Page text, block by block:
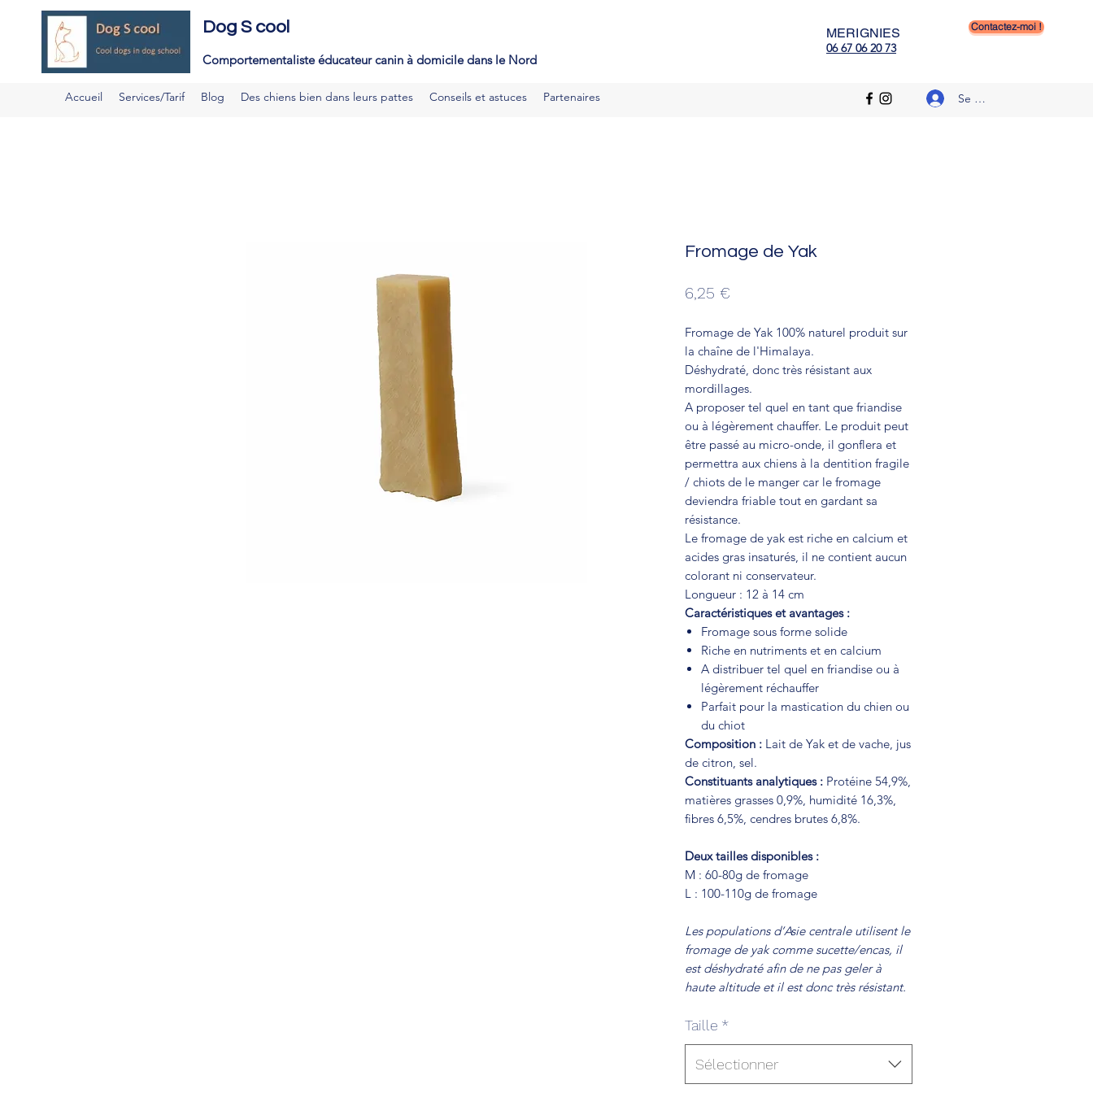
Dog S cool
Comportementaliste éducateur canin à domicile dans le Nord
06 67 06 20 73
MERIGNIES Contactez-moi !
Accueil Services/Tarif Blog Des chiens bien dans leurs pattes Conseils et astuces Partenaires Se connecter
Fromage de Yak
6,25 €
Fromage de Yak 100% naturel produit sur
la chaîne de l'Himalaya.
Déshydraté, donc très résistant aux
mordillages.
A proposer tel quel en tant que friandise
ou à légèrement chauffer. Le produit peut
être passé au micro-onde, il gonflera et
permettra aux chiens à la dentition fragile
/ chiots de le manger car le fromage
deviendra friable tout en gardant sa
résistance.
Le fromage de yak est riche en calcium et
acides gras insaturés, il ne contient aucun
colorant ni conservateur.
Longueur : 12 à 14 cm
Caractéristiques et avantages :
Fromage sous forme solide
Riche en nutriments et en calcium
A distribuer tel quel en friandise ou à
légèrement réchauffer
Parfait pour la mastication du chien ou
du chiot
Composition : Lait de Yak et de vache, jus
de citron, sel.
Constituants analytiques : Protéine 54,9%,
matières grasses 0,9%, humidité 16,3%,
fibres 6,5%, cendres brutes 6,8%.
Deux tailles disponibles :
M : 60-80g de fromage
L : 100-110g de fromage
Les populations d’Asie centrale utilisent le
fromage de yak comme sucette/encas, il
est déshydraté afin de ne pas geler à
haute altitude et il est donc très résistant.
Taille *
Sélectionner